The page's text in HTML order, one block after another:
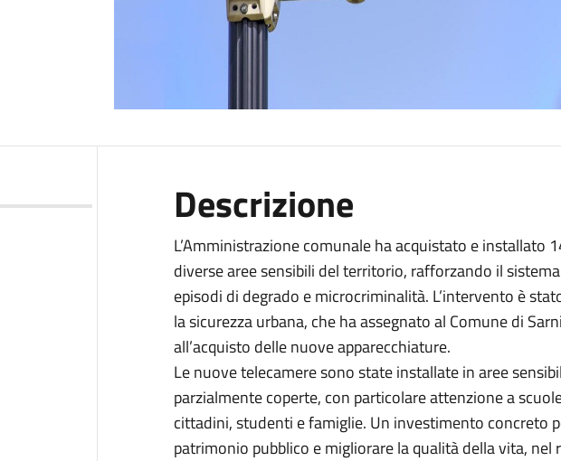
Descrizione
L’Amministrazione comunale ha acquistato e installato
diverse aree sensibili del territorio, rafforzando il
episodi di degrado e microcriminalità. L’intervento è
la sicurezza urbana, che ha assegnato al Comune di
all’acquisto delle nuove apparecchiature.
Le nuove telecamere sono state installate in aree
parzialmente coperte, con particolare attenzione a
cittadini, studenti e famiglie. Un investimento concreto
patrimonio pubblico e migliorare la qualità della vita,